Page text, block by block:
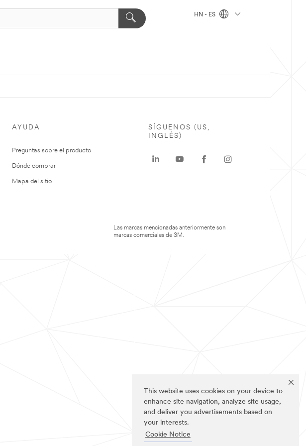
This website uses cookies on your device to
enhance site navigation, analyze site usage,
and deliver you advertisements based on
your interests.
Cookie Notice
HN - ES
AYUDA
Preguntas sobre el producto
Dónde comprar
Mapa del sitio
SÍGUENOS (US,
INGLÉS)
Las marcas mencionadas anteriormente son
marcas comerciales de 3M.